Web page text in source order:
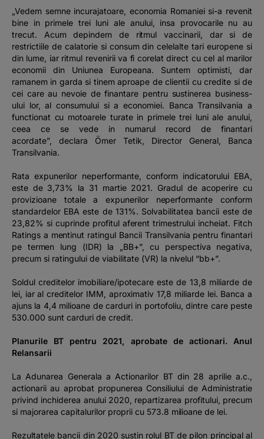
„Vedem semne incurajatoare, economia Romaniei si-a revenit
bine in primele trei luni ale anului, insa provocarile nu au
trecut. Acum depindem de ritmul vaccinarii, dar si de
restrictiile de calatorie si consum din celelalte tari europene si
din lume, iar ritmul revenirii va fi corelat direct cu cel al marilor
economii din Uniunea Europeana. Suntem optimisti, dar
ramanem in garda si tinem aproape de clientii cu credite si de
cei care au nevoie de finantare pentru sustinerea business-
ului lor, al consumului si a economiei. Banca Transilvania a
functionat cu motoarele turate in primele trei luni ale anului,
ceea ce se vede in numarul record de finantari
acordate”, declara Ömer Tetik, Director General, Banca
Transilvania.
Rata expunerilor neperformante, conform indicatorului EBA,
este de 3,73% la 31 martie 2021. Gradul de acoperire cu
provizioane totale a expunerilor neperformante conform
standardelor EBA este de 131%. Solvabilitatea bancii este de
23,82% si cuprinde profitul aferent trimestrului incheiat. Fitch
Ratings a mentinut ratingul Bancii Transilvania pentru finantari
pe termen lung (IDR) la „BB+”, cu perspectiva negativa,
precum si ratingului de viabilitate (VR) la nivelul “bb+”.
Soldul creditelor imobiliare/ipotecare este de 13,8 miliarde de
lei, iar al creditelor IMM, aproximativ 17,8 miliarde lei. Banca a
ajuns la 4,4 milioane de carduri in portofoliu, dintre care peste
530.000 sunt carduri de credit.
Planurile BT pentru 2021, aprobate de actionari. Anul
Relansarii
La Adunarea Generala a Actionarilor BT din 28 aprilie a.c.,
actionarii au aprobat propunerea Consiliului de Administratie
privind inchiderea anului 2020, repartizarea profitului, precum
si majorarea capitalurilor proprii cu 573.8 milioane de lei.
Rezultatele bancii din 2020 sustin rolul BT de pilon principal al